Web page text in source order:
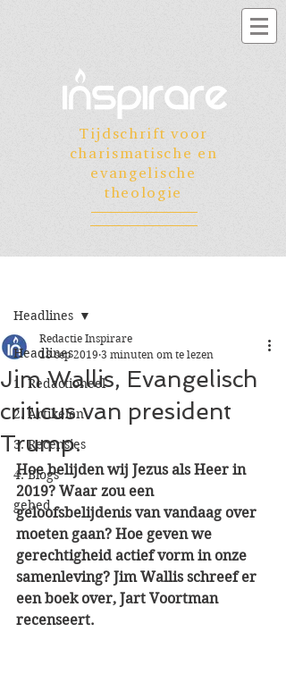
Tijdschrift voor
charismatische en
evangelische
theologie
Headlines
1. Redactioneel
2. Artikelen
3. Recensies
4. Blogs
gebed
Headlines
Jim Wallis, Evangelisch
criticus van president
Trump.
Redactie Inspirare
18 sep 2019 3 minuten om te lezen
Hoe belijden wij Jezus als Heer in
2019? Waar zou een
geloofsbelijdenis van vandaag over
moeten gaan? Hoe geven we
gerechtigheid actief vorm in onze
samenleving? Jim Wallis schreef er
een boek over, Jart Voortman
recenseert.